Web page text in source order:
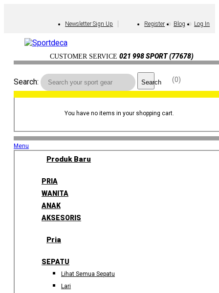
Newsletter Sign Up Register Blog Log In
CUSTOMER SERVICE 021 998 SPORT (77678)
0
Search: Search
You have no items in your shopping cart.
Menu
Produk Baru
PRIA
WANITA
ANAK
AKSESORIS
Pria
SEPATU
Lihat Semua Sepatu
Lari